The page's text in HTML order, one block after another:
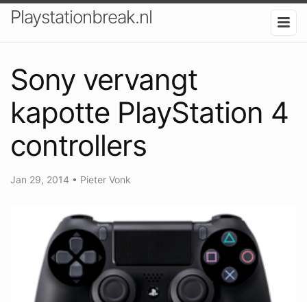
Playstationbreak.nl
Sony vervangt
kapotte PlayStation 4
controllers
Jan 29, 2014 • Pieter Vonk